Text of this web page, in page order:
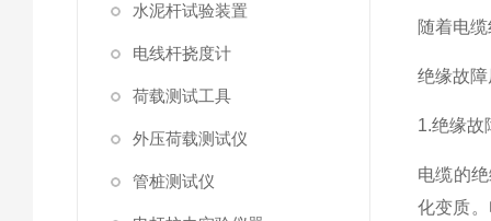
水泥杆试验装置
电线杆挠度计
荷载测试工具
外压荷载测试仪
管桩测试仪
随着电
绝缘故
1.绝缘故
电缆的
化变质